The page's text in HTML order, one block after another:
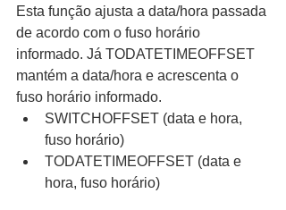
Esta função ajusta a data/hora passada
de acordo com o fuso horário
informado. Já TODATETIMEOFFSET
mantém a data/hora e acrescenta o
fuso horário informado.
SWITCHOFFSET (data e hora,
fuso horário)
TODATETIMEOFFSET (data e
hora, fuso horário)